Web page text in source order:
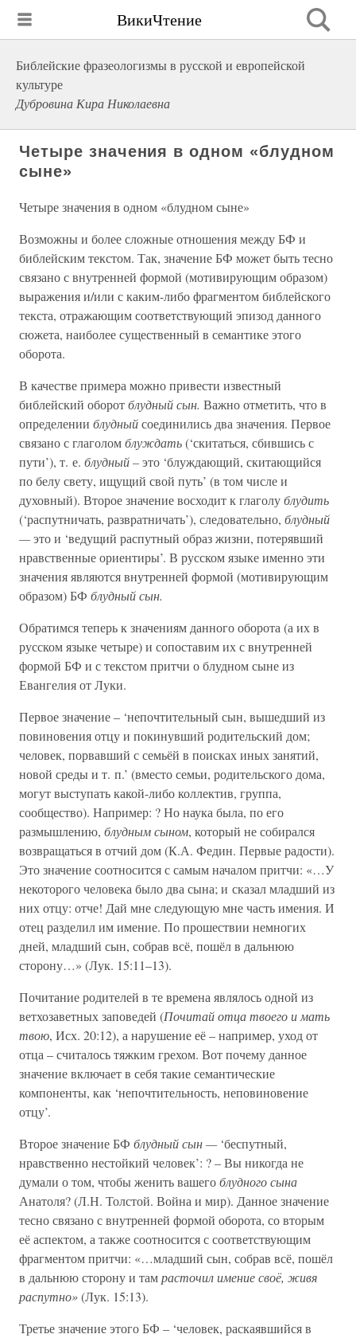
ВикиЧтение
Библейские фразеологизмы в русской и европейской
культуре
Дубровина Кира Николаевна
Четыре значения в одном «блудном
сыне»
Четыре значения в одном «блудном сыне»
Возможны и более сложные отношения между БФ и
библейским текстом. Так, значение БФ может быть тесно
связано с внутренней формой (мотивирующим образом)
выражения и/или с каким-либо фрагментом библейского
текста, отражающим соответствующий эпизод данного
сюжета, наиболее существенный в семантике этого
оборота.
В качестве примера можно привести известный
библейский оборотблудный сын. Важно отметить, что в
определении блудныйсоединились два значения. Первое
связано с глаголомблуждать(‘скитаться, сбившись с
пути’), т. е. блудный –это ‘блуждающий, скитающийся
по белу свету, ищущий свой путь’ (в том числе и
духовный). Второе значение восходит к глаголублудить
(‘распутничать, развратничать’), следовательно, блудный
—это и ‘ведущий распутный образ жизни, потерявший
нравственные ориентиры’. В русском языке именно эти
значения являются внутренней формой (мотивирующим
образом) БФ блудный сын.
Обратимся теперь к значениям данного оборота (а их в
русском языке четыре) и сопоставим их с внутренней
формой БФ и с текстом притчи о блудном сыне из
Евангелия от Луки.
Первое значение – ‘непочтительный сын, вышедший из
повиновения отцу и покинувший родительский дом;
человек, порвавший с семьёй в поисках иных занятий,
новой среды и т. п.’ (вместо семьи, родительского дома,
могут выступать какой-либо коллектив, группа,
сообщество). Например: ? Но наука была, по его
размышлению, блудным сыном, который не собирался
возвращаться в отчий дом (К.А. Федин. Первые радости).
Это значение соотносится с самым началом притчи: «…У
некоторого человека было два сына; и сказал младший из
них отцу: отче! Дай мне следующую мне часть имения. И
отец разделил им имение. По прошествии немногих
дней, младший сын, собрав всё, пошёл в дальнюю
сторону…» (Лук. 15:11–13).
Почитание родителей в те времена являлось одной из
ветхозаветных заповедей (Почитай отца твоего и мать
твою, Исх. 20:12), а нарушение её – например, уход от
отца – считалось тяжким грехом. Вот почему данное
значение включает в себя такие семантические
компоненты, как ‘непочтительность, неповиновение
отцу’.
Второе значение БФ блудный сын —‘беспутный,
нравственно нестойкий человек’: ? – Вы никогда не
думали о том, чтобы женить вашегоблудного сына
Анатоля? (Л.Н. Толстой. Война и мир). Данное значение
тесно связано с внутренней формой оборота, со вторым
её аспектом, а также соотносится с соответствующим
фрагментом притчи: «…младший сын, собрав всё, пошёл
в дальнюю сторону и тамрасточил имение своё, живя
распутно»(Лук. 15:13).
Третье значение этого БФ – ‘человек, раскаявшийся в